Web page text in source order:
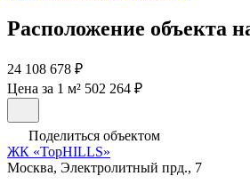
Расположение объекта
24 108 678 ₽
Цена за 1 м² 502 264 ₽
Поделиться объектом
ЖК «TopHILLS»
Москва, Электролитный прд., 7